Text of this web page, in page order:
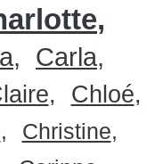
Carla
Chloé
Christine